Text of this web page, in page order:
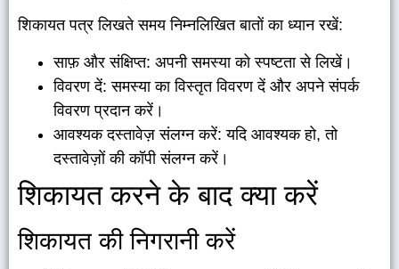
शिकायत पत्र लिखते समय निम्नलिखित बातों का ध्यान रखें:
साफ़ और संक्षिप्त: अपनी समस्या को स्पष्टता से लिखें।
विवरण दें: समस्या का विस्तृत विवरण दें और अपने संपर्क
विवरण प्रदान करें।
आवश्यक दस्तावेज़ संलग्न करें: यदि आवश्यक हो, तो
दस्तावेज़ों की कॉपी संलग्न करें।
शिकायत करने के बाद क्या करें
शिकायत की निगरानी करें